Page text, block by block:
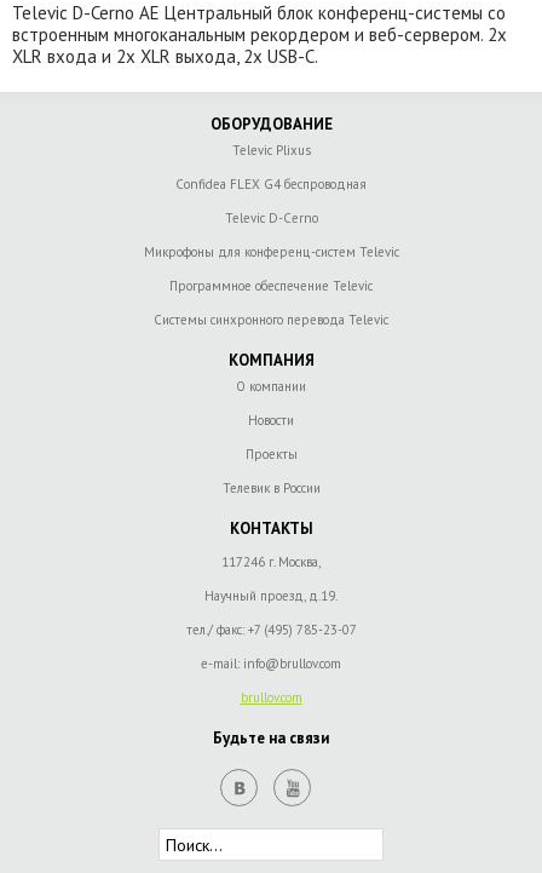
Televic D-Cerno AE Центральный блок конференц-системы со
встроенным многоканальным рекордером и веб-сервером. 2х
XLR входа и 2x XLR выхода, 2x USB-C.
ОБОРУДОВАНИЕ
Televic Plixus
Confidea FLEX G4 беспроводная
Televic D-Cerno
Микрофоны для конференц-систем Televic
Программное обеспечение Televic
Системы синхронного перевода Televic
КОМПАНИЯ
О компании
Новости
Проекты
Телевик в России
КОНТАКТЫ
117246 г. Москва,
Научный проезд, д.19.
тел./ факс: +7 (495) 785-23-07
e-mail: info@brullov.com
brullov.com
Будьте на связи